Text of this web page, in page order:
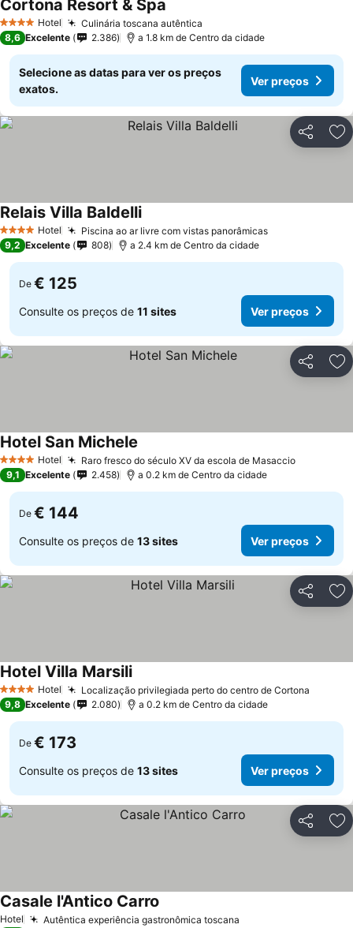
4 EstrelasHotel Culinária toscana autêntica
Cortona Resort & Spa
8,6 Excelente 2.386 a 1.8 km de Centro da cidade
Selecione as datas para ver os preços
exatos.
Ver preços
Partilhar
4 EstrelasHotel Piscina ao ar livre com vistas panorâmicas
Relais Villa Baldelli
9,2 Excelente 808 a 2.4 km de Centro da cidade
De € 125
Consulte os preços de 11 sites Ver preços
Partilhar
4 EstrelasHotel Raro fresco do século XV da escola de Masaccio
Hotel San Michele
9,1 Excelente 2.458 a 0.2 km de Centro da cidade
De € 144
Consulte os preços de 13 sites Ver preços
Partilhar
4 EstrelasHotel Localização privilegiada perto do centro de Cortona
Hotel Villa Marsili
9,8 Excelente 2.080 a 0.2 km de Centro da cidade
De € 173
Consulte os preços de 13 sites Ver preços
Partilhar
Hotel Autêntica experiência gastronômica toscana
Casale l'Antico Carro